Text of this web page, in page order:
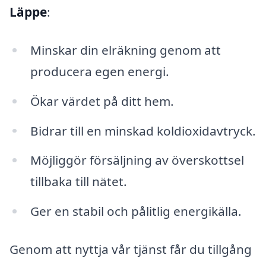
Läppe:
Minskar din elräkning genom att
producera egen energi.
Ökar värdet på ditt hem.
Bidrar till en minskad koldioxidavtryck.
Möjliggör försäljning av överskottsel
tillbaka till nätet.
Ger en stabil och pålitlig energikälla.
Genom att nyttja vår tjänst får du tillgång